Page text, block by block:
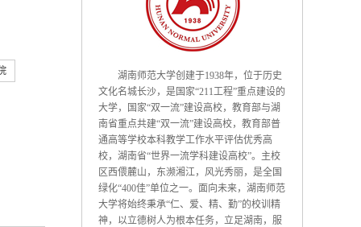
湖南师范大学创建于1938年，位于历史
文化名城长沙，是国家“211工程”重点建设的
大学，国家“双一流”建设高校，教育部与湖
南省重点共建“双一流”建设高校，教育部普
通高等学校本科教学工作水平评估优秀高
校，湖南省“世界一流学科建设高校”。主校
区西偎麓山，东濒湘江，风光秀丽，是全国
绿化“400佳”单位之一。面向未来，湖南师范
大学将始终秉承“仁、爱、精、勤”的校训精
神，以立德树人为根本任务，立足湖南，服